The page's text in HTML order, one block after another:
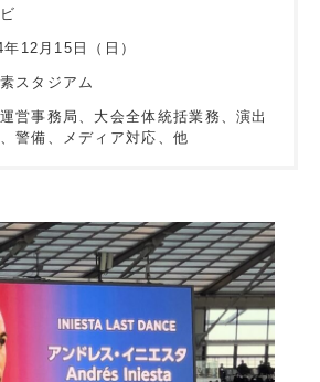
12月15日（日）
スタジアム
営事務局、大会全体統括業務、演出
警備、メディア対応、他